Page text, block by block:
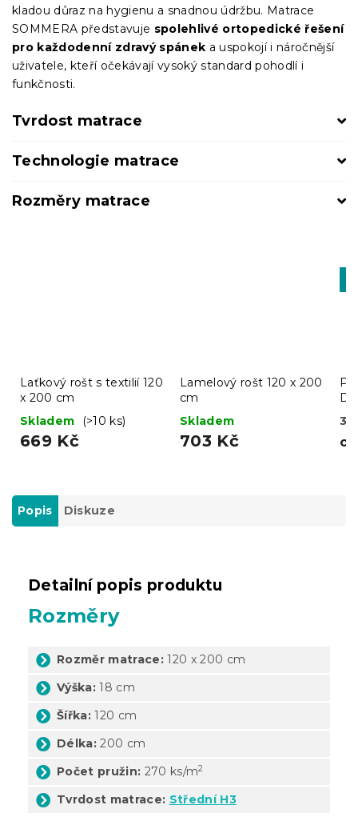
kladou důraz na hygienu a snadnou údržbu. Matrace
SOMMERA představuje spolehlivé ortopedické řešení
pro každodenní zdravý spánek a uspokojí i náročnější
uživatele, kteří očekávají vysoký standard pohodlí i
funkčnosti.
Tvrdost matrace
Technologie matrace
Rozměry matrace
Laťkový rošt s textilií 120
x 200 cm
Skladem
(>10 ks)
669 Kč
Lamelový rošt 120 x 200
cm
Skladem
703 Kč
3
od
Popis Diskuze
Detailní popis produktu
Rozměry
Rozměr matrace:120 x 200 cm
Výška: 18 cm
Šířka:120 cm
Délka:200 cm
Počet pružin: 270 ks/m2
Tvrdost matrace: Střední H3